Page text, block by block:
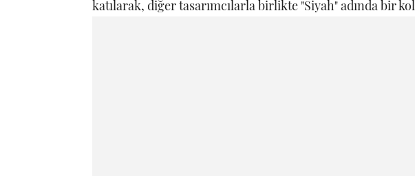
katılarak, diğer tasarımcılarla birlikte "Siyah" adında bir